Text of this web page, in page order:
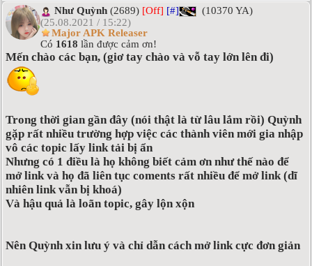
Như Quỳnh (2689) [Off] [#]
(10370 YA)
(25.08.2021 / 15:22)
Major APK Releaser
Có 1618 lần được cảm ơn!
Mến chào các bạn, (giơ tay chào và vỗ tay lớn lên đi)
Trong thời gian gần đây (nói thật là từ lâu lắm rồi) Quỳnh
gặp rất nhiều trường hợp việc các thành viên mới gia nhập
vô các topic lấy link tải bị ẩn
Nhưng có 1 điều là họ không biết cảm ơn như thế nào để
mở link và họ đã liên tục coments rất nhiều để mở link (dĩ
nhiên link vẫn bị khoá)
Và hậu quả là loãn topic, gây lộn xộn
Nên Quỳnh xin lưu ý và chỉ dẫn cách mở link cực đơn giản